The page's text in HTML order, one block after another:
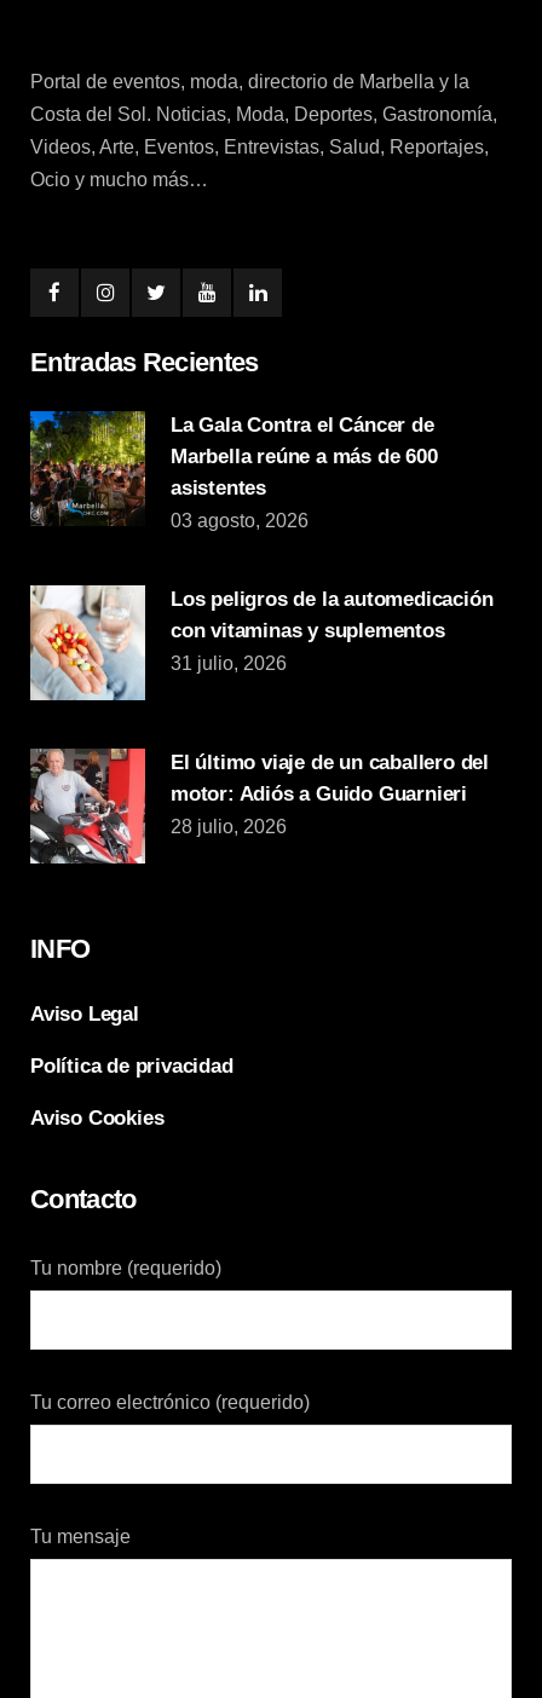
Portal de eventos, moda, directorio de Marbella y la
Costa del Sol. Noticias, Moda, Deportes, Gastronomía,
Videos, Arte, Eventos, Entrevistas, Salud, Reportajes,
Ocio y mucho más…
Entradas Recientes
La Gala Contra el Cáncer de
Marbella reúne a más de 600
asistentes
03 agosto, 2026
Los peligros de la automedicación
con vitaminas y suplementos
31 julio, 2026
El último viaje de un caballero del
motor: Adiós a Guido Guarnieri
28 julio, 2026
INFO
Aviso Legal
Política de privacidad
Aviso Cookies
Contacto
Tu nombre (requerido)
Tu correo electrónico (requerido)
Tu mensaje